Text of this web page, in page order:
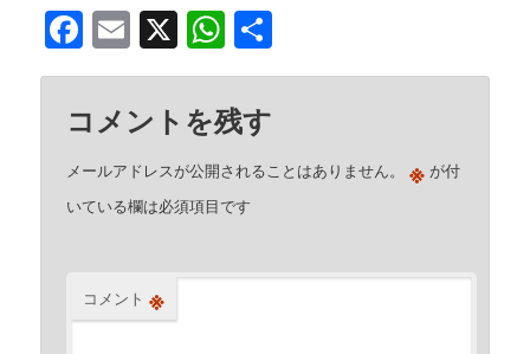
Facebook
Email
X WhatsApp
有
コメントを残す
メールアドレスが公開されることはありません。 ※ が付
いている欄は必須項目です
コメント ※